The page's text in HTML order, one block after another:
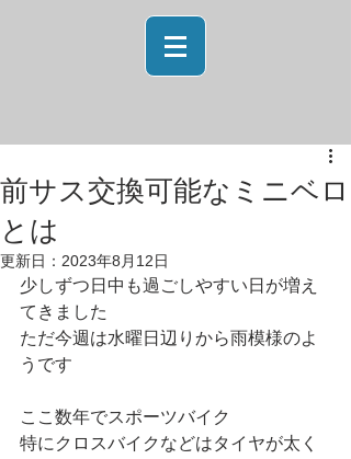
前サス交換可能なミニベロ
とは
更新日： 2023年8月12日
少しずつ日中も過ごしやすい日が増え
てきました
ただ今週は水曜日辺りから雨模様のよ
うです
ここ数年でスポーツバイク
特にクロスバイクなどはタイヤが太く